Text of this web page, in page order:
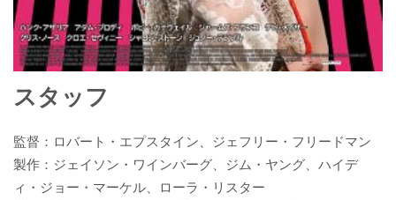
スタッフ
監督：ロバート・エプスタイン、ジェフリー・フリードマン
製作：ジェイソン・ワインバーグ、ジム・ヤング、ハイデ
ィ・ジョー・マーケル、ローラ・リスター